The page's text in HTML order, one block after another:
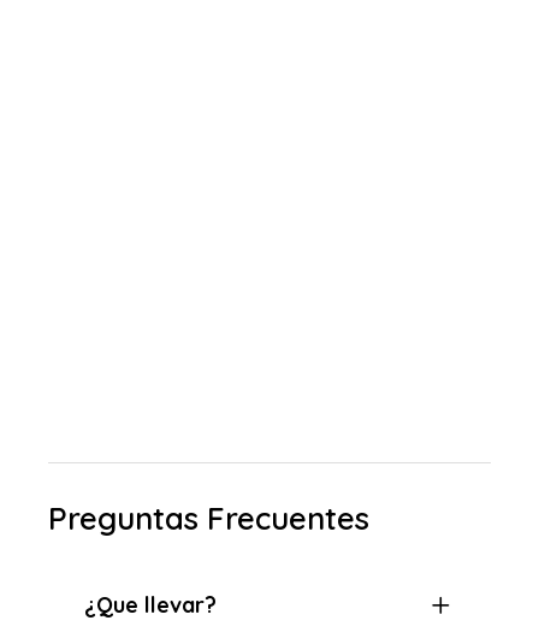
Preguntas Frecuentes
¿Que llevar?